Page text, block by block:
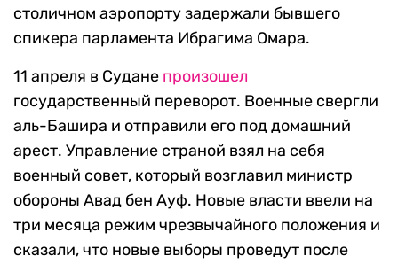
столичном аэропорту задержали бывшего
спикера парламента Ибрагима Омара.
11 апреля в Судане произошел
государственный переворот. Военные свергли
аль-Башира и отправили его под домашний
арест. Управление страной взял на себя
военный совет, который возглавил министр
обороны Авад бен Ауф. Новые власти ввели на
три месяца режим чрезвычайного положения и
сказали, что новые выборы проведут после